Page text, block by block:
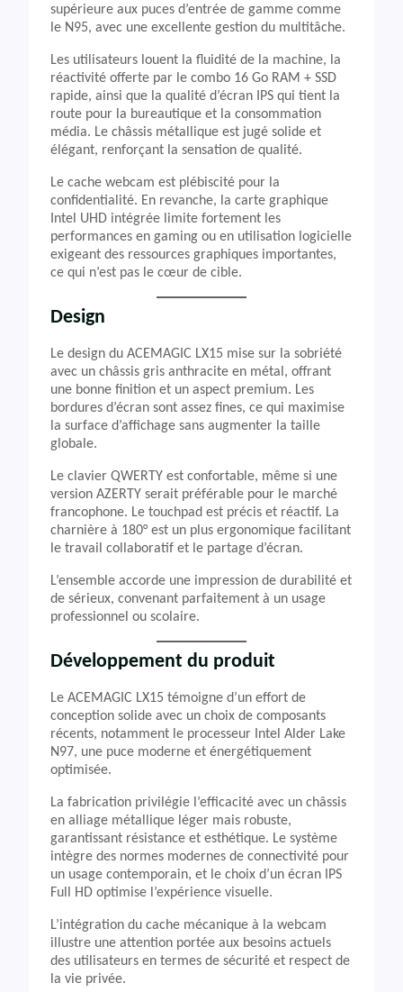
supérieure aux puces d’entrée de gamme comme
le N95, avec une excellente gestion du multitâche.
Les utilisateurs louent la fluidité de la machine, la
réactivité offerte par le combo 16 Go RAM + SSD
rapide, ainsi que la qualité d’écran IPS qui tient la
route pour la bureautique et la consommation
média. Le châssis métallique est jugé solide et
élégant, renforçant la sensation de qualité.
Le cache webcam est plébiscité pour la
confidentialité. En revanche, la carte graphique
Intel UHD intégrée limite fortement les
performances en gaming ou en utilisation logicielle
exigeant des ressources graphiques importantes,
ce qui n’est pas le cœur de cible.
Design
Le design du ACEMAGIC LX15 mise sur la sobriété
avec un châssis gris anthracite en métal, offrant
une bonne finition et un aspect premium. Les
bordures d’écran sont assez fines, ce qui maximise
la surface d’affichage sans augmenter la taille
globale.
Le clavier QWERTY est confortable, même si une
version AZERTY serait préférable pour le marché
francophone. Le touchpad est précis et réactif. La
charnière à 180° est un plus ergonomique facilitant
le travail collaboratif et le partage d’écran.
L’ensemble accorde une impression de durabilité et
de sérieux, convenant parfaitement à un usage
professionnel ou scolaire.
Développement du produit
Le ACEMAGIC LX15 témoigne d’un effort de
conception solide avec un choix de composants
récents, notamment le processeur Intel Alder Lake
N97, une puce moderne et énergétiquement
optimisée.
La fabrication privilégie l’efficacité avec un châssis
en alliage métallique léger mais robuste,
garantissant résistance et esthétique. Le système
intègre des normes modernes de connectivité pour
un usage contemporain, et le choix d’un écran IPS
Full HD optimise l’expérience visuelle.
L’intégration du cache mécanique à la webcam
illustre une attention portée aux besoins actuels
des utilisateurs en termes de sécurité et respect de
la vie privée.